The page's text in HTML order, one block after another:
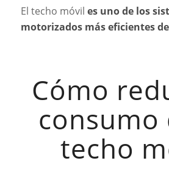
El techo móvil es uno de los
motorizados más eficientes
Cómo
consumo
techo